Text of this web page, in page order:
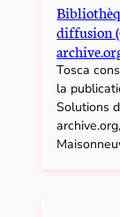
diffusion
Tosca
la
Solutions